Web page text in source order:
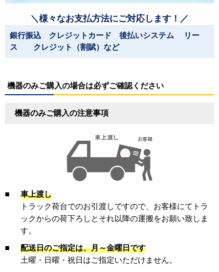
＼様々なお支払方法にご対応します！／
銀行振込 クレジットカード 後払いシステム リー
ス クレジット（割賦）など
機器のみご購入の場合は必ずご確認ください
機器のみご購入の注意事項
■
車上渡し
トラック荷台でのお引渡しですので、お客様にてトラ
ックからの荷下ろしとそれ以降の運搬をお願い致しま
す。
■
配送日のご指定は、月～金曜日です
土曜・日曜・祝日はご指定いただけません。